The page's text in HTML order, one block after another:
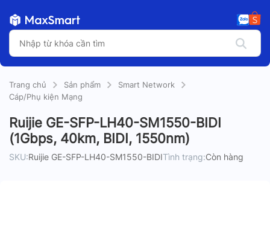
Trang chủ Sản phẩm
Smart Network
Cáp/Phụ kiện Mạng
Ruijie GE-SFP-LH40-SM1550-BIDI
(1Gbps, 40km, BIDI, 1550nm)
SKU:Ruijie GE-SFP-LH40-SM1550-BIDITình trạng:Còn hàng